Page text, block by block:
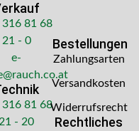
316 81 68
21 - 0
e-
316 81 68
- 20
Bestellungen
Zahlungsarten
Versandkosten
Widerrufsrecht
Rechtliches